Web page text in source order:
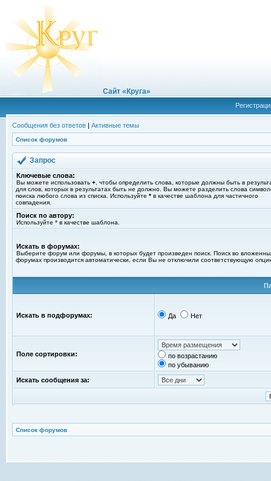
Сайт «Круга»
Сообщения без ответов | Активные темы
Список форумов
Запрос
Ключевые слова:
Вы можете использовать + , чтобы определить слова, которые должны быть в
для слов, которых в результатах быть не должно. Вы можете разделить слова
поиска любого слова из списка. Используйте * в качестве шаблона для частичного
совпадения.
Поиск по автору:
Используйте * в качестве шаблона.
Искать в форумах:
Выберите форум или форумы, в которых будет произведен поиск. Поиск во
форумах производится автоматически, если Вы не отключили соответствующую
Искать в подфорумах: Да Нет
Поле сортировки:
по возрастанию
по убыванию
Искать сообщения за:
Список форумов